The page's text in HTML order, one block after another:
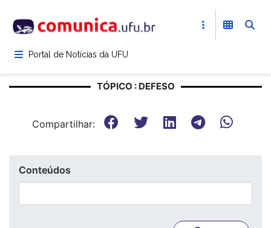
para
conteúdoPortal de Notícias da UFU
TÓPICO : DEFESO
Compartilhar:
Conteúdos